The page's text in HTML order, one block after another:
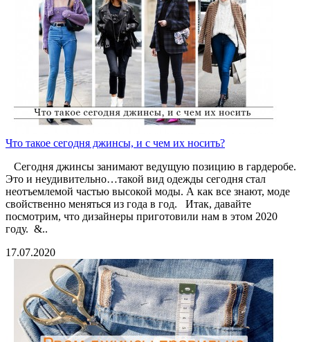
Что такое сегодня джинсы, и с чем их носить?
Сегодня джинсы занимают ведущую позицию в гардеробе.
Это и неудивительно…такой вид одежды сегодня стал
неотъемлемой частью высокой моды. А как все знают, моде
свойственно меняться из года в год. Итак, давайте
посмотрим, что дизайнеры приготовили нам в этом 2020
году. &..
17.07.2020